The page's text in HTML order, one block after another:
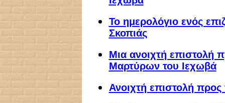
Το ημερολόγιο ενός
Σκοπιάς
Μια ανοιχτή επιστολή
Μαρτύρων του Ιεχωβά
Ανοιχτή επιστολή